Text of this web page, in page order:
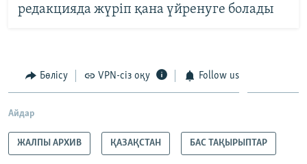
редакцияда жүріп қана үйренуге болады
Бөлісу VPN-сіз оқу Follow us
Айдар
ЖАЛПЫ АРХИВ ҚАЗАҚСТАН БАС ТАҚЫРЫПТАР